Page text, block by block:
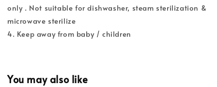
only . Not suitable for dishwasher, steam sterilization &
microwave sterilize
4. Keep away from baby / children
You may also like